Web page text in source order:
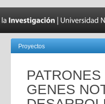
Proyectos
GENES